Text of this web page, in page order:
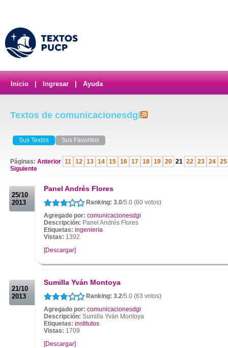
Inicio Ingresar Ayuda
Textos de comunicacionesdgi
Sus Textos Sus Favoritos
Páginas: Anterior 11 12 13 14 15 16 17 18 19 20 21 22 23 24 25
Siguiente
25/10
2013
Panel Andrés Flores
Ranking: 3.0/5.0 (60 votos)
Agregado por: comunicacionesdgi
Descripción: Panel Andrés Flores
Etiquetas: ingenieria
Vistas: 1392
[Descargar]
21/10
2013
Sumilla Yván Montoya
Ranking: 3.2/5.0 (63 votos)
Agregado por: comunicacionesdgi
Descripción: Sumilla Yván Montoya
Etiquetas: institutos
Vistas: 1709
[Descargar]